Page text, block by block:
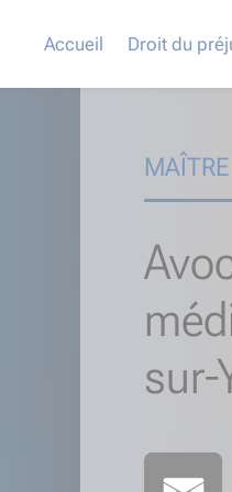
Accueil Droit du
sur-